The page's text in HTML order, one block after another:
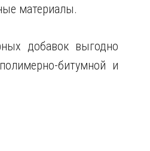
материалы.
добавок выгодно
битумной и